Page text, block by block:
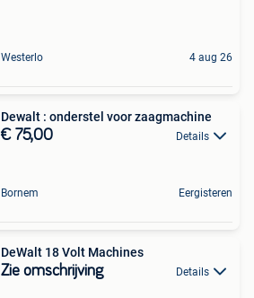
Westerlo 4 aug 26
Dewalt : onderstel voor zaagmachine
€ 75,00 Details
Bornem Eergisteren
DeWalt 18 Volt Machines
Zie omschrijving Details